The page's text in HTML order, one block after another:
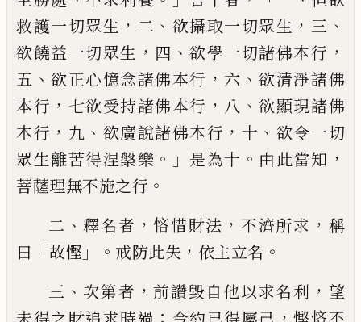
救護一切眾生 ， 二 、 欲攝取一切眾生 ， 三 、
欲饒益一切眾生 ， 四 、欲學一切諸佛本行 ，
五 、欲正心憶念諸佛本行 ， 六 、欲清淨諸佛
本行 ， 七欲受持諸佛本行 ， 八 、欲顯現諸佛
本行 ， 九 、 欲廣說諸佛本行 ， 十 、 欲令一切
眾生離苦得涅槃樂 。」 是為十 。 由此當知 ，
菩薩理無不施之行 。
二 、釋名者 ， 悋惜財法 ， 不濟所求 ， 稱
曰 「故慳 」。 戒防此失 ， 依主立名 。
三 、 次第者 ，前讚毀 自他以求名利 ， 望